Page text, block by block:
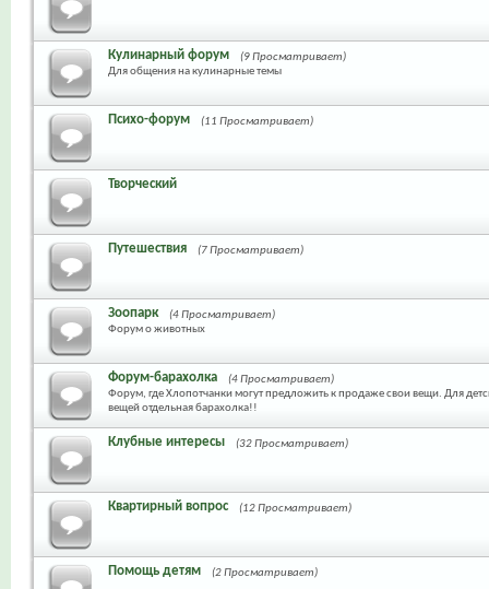
Кулинарный форум
(9 Просматривает)
Для общения на кулинарные темы
Психо-форум (11 Просматривает)
Творческий
Путешествия (7 Просматривает)
Зоопарк
(4 Просматривает)
Форум о животных
Форум-барахолка
(4 Просматривает)
Форум, где Хлопотчанки могут предложить к продаже свои вещи. Для
вещей отдельная барахолка!!
Клубные интересы (32 Просматривает)
Квартирный вопрос (12 Просматривает)
Помощь детям (2 Просматривает)